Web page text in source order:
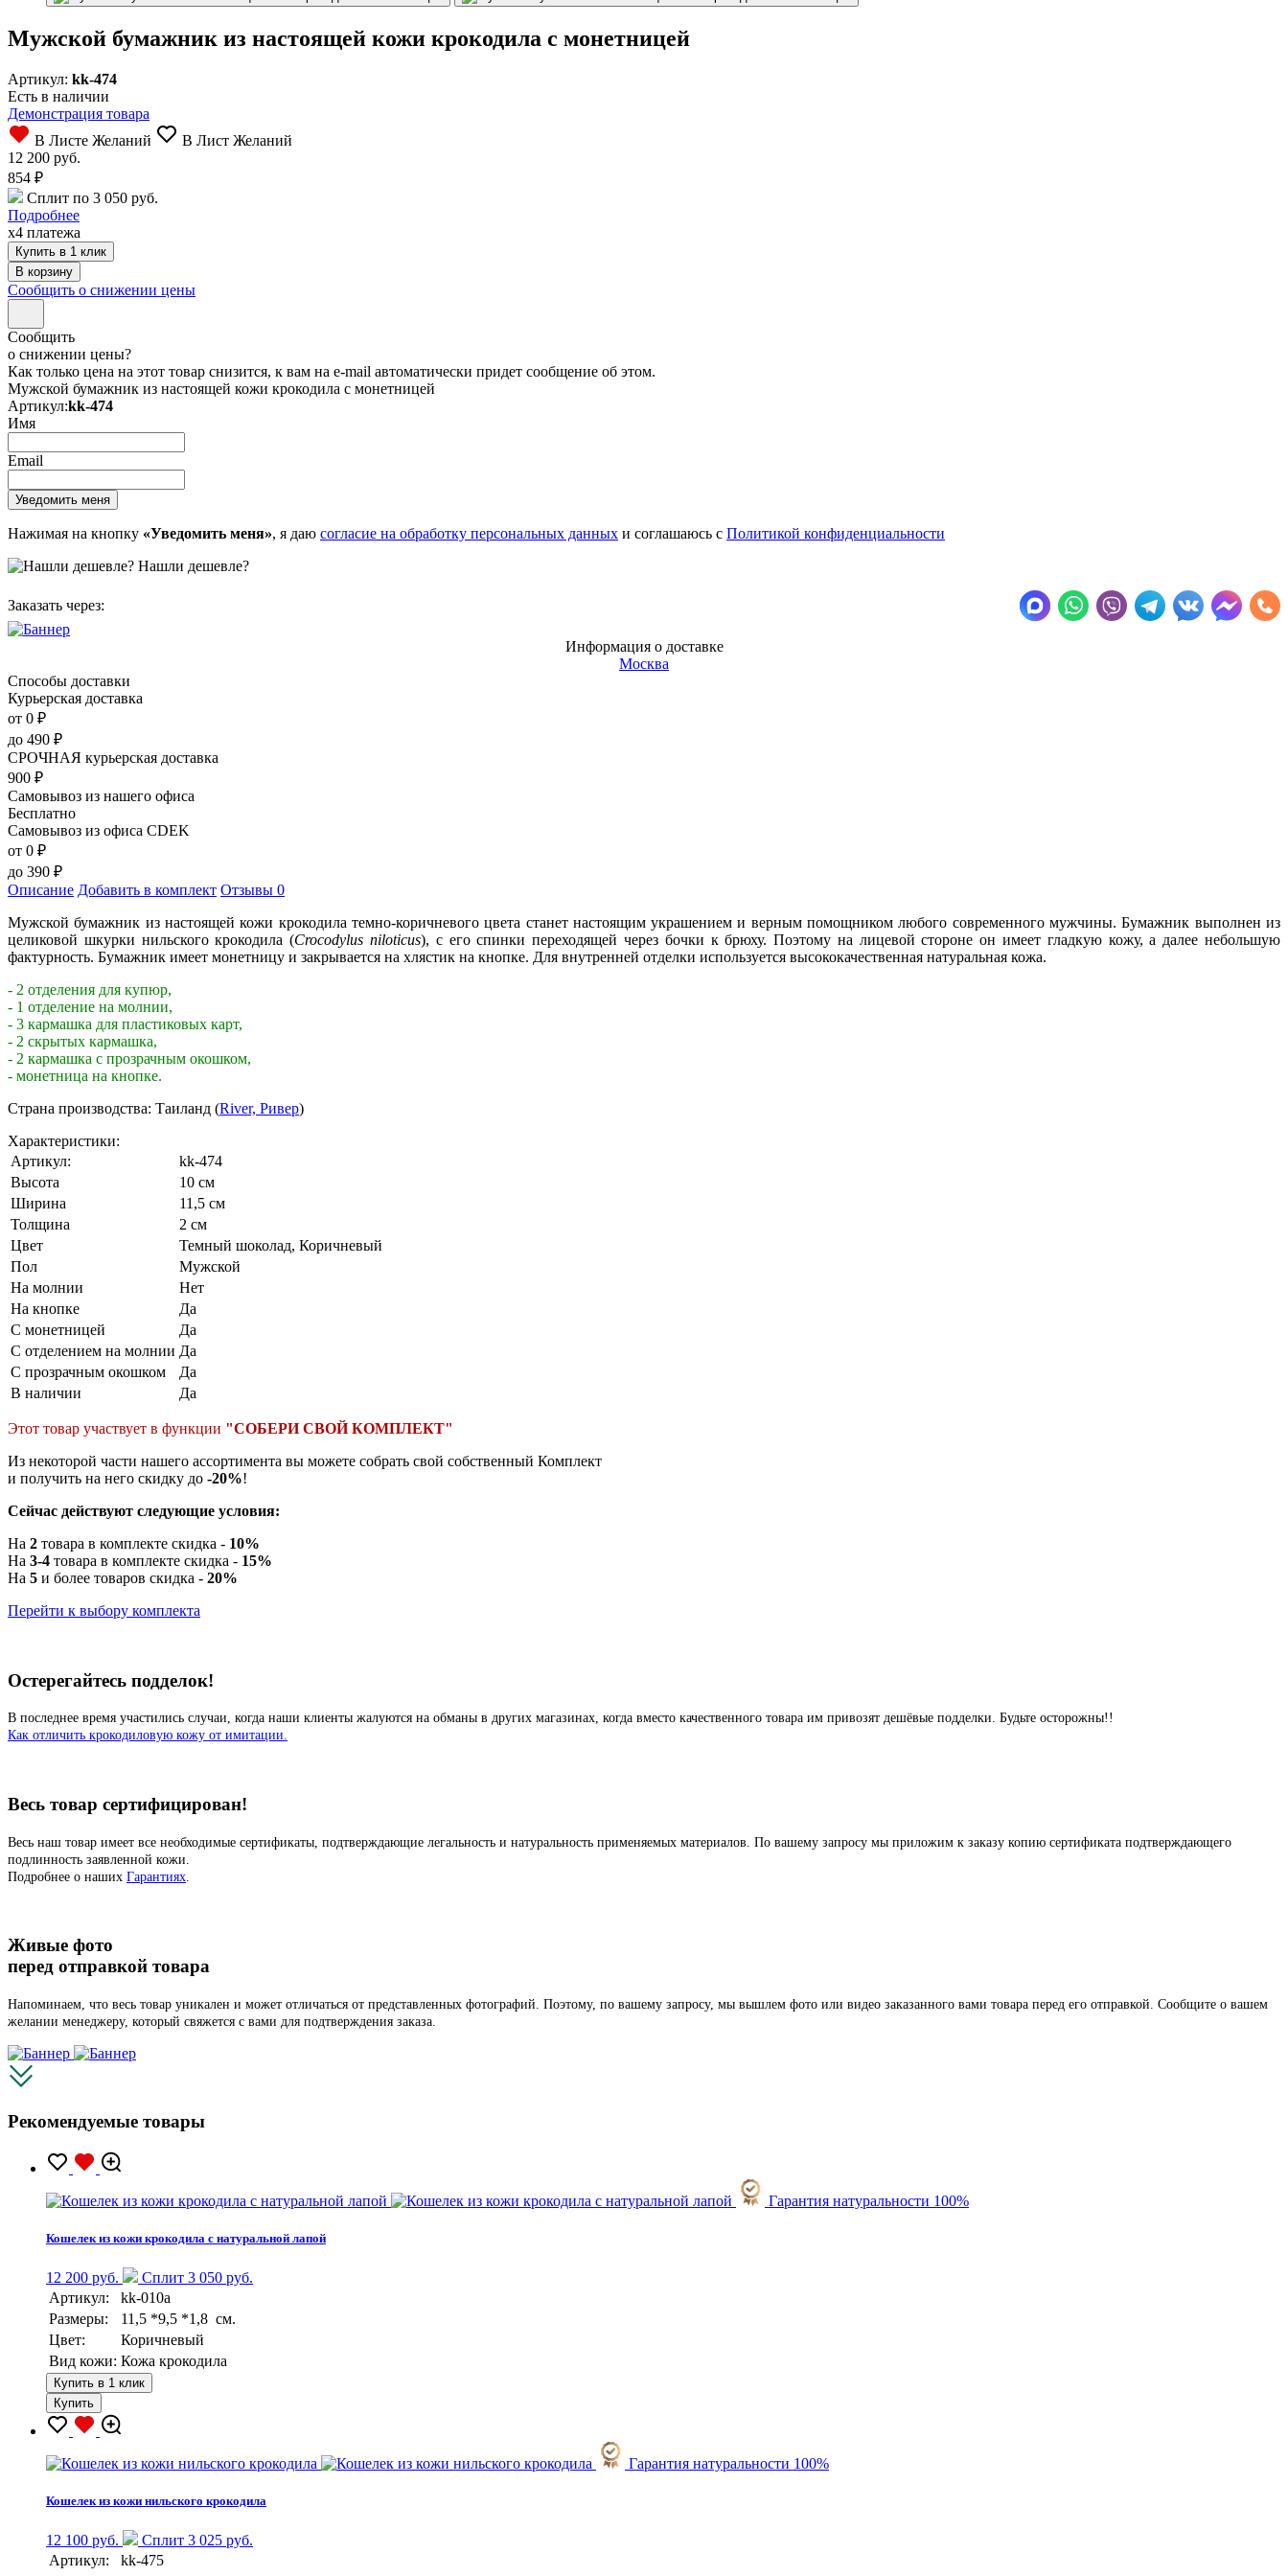
Мужской бумажник из настоящей кожи крокодила с монетницей
Артикул: kk-474
Есть в наличии
Демонстрация товара
В Листе Желаний
В Лист Желаний
12 200 руб.
854 ₽
Сплит по 3 050 руб.
Подробнее
x4 платежа
Купить в 1 клик
Сообщить о снижении цены
Сообщить
о снижении цены?
Как только цена на этот товар снизится, к вам на e-mail автоматически придет сообщение об этом.
Мужской бумажник из настоящей кожи крокодила с монетницей
Артикул:kk-474
Имя
Email
Нажимая на кнопку «Уведомить меня», я даю согласие на обработку персональных данных и соглашаюсь с Политикой конфиденциальности
Нашли дешевле?
Заказать через:
Информация о доставке
Москва
Способы доставки
Курьерская доставка
от 0 ₽
до 490 ₽
СРОЧНАЯ курьерская доставка
900 ₽
Самовывоз из нашего офиса
Бесплатно
Самовывоз из офиса CDEK
от 0 ₽
до 390 ₽
Описание Добавить в комплект Отзывы 0
Мужской бумажник из настоящей кожи крокодила темно-коричневого цвета станет настоящим украшением и верным помощником любого современного мужчины. Бумажник выполнен из
целиковой шкурки нильского крокодила (Crocodylus niloticus), с его спинки переходящей через бочки к брюху. Поэтому на лицевой стороне он имеет гладкую кожу, а далее небольшую
фактурность. Бумажник имеет монетницу и закрывается на хлястик на кнопке. Для внутренней отделки используется высококачественная натуральная кожа.
- 2 отделения для купюр,
- 1 отделение на молнии,
- 3 кармашка для пластиковых карт,
- 2 скрытых кармашка,
- 2 кармашка с прозрачным окошком,
- монетница на кнопке.
Страна производства: Таиланд (River, Ривер)
Характеристики:
Артикул:
kk-474
Высота
10 см
Ширина
11,5 см
Толщина
2 см
Цвет
Темный шоколад, Коричневый
Пол
Мужской
На молнии
Нет
На кнопке
Да
С монетницей
Да
С отделением на молнии Да
С прозрачным окошком
Да
В наличии
Да
Этот товар участвует в функции "СОБЕРИ СВОЙ КОМПЛЕКТ"
Из некоторой части нашего ассортимента вы можете собрать свой собственный Комплект
и получить на него скидку до -20%!
Сейчас действуют следующие условия:
На 2 товара в комплекте скидка - 10%
На 3-4 товара в комплекте скидка - 15%
На 5 и более товаров скидка - 20%
Перейти к выбору комплекта
Остерегайтесь подделок!
В последнее время участились случаи, когда наши клиенты жалуются на обманы в других магазинах, когда вместо качественного товара им привозят дешёвые подделки. Будьте осторожны!!
Как отличить крокодиловую кожу от имитации.
Весь товар сертифицирован!
Весь наш товар имеет все необходимые сертификаты, подтверждающие легальность и натуральность применяемых материалов. По вашему запросу мы приложим к заказу копию сертификата подтверждающего
подлинность заявленной кожи.
Подробнее о наших Гарантиях
Живые фото
перед отправкой товара
Напоминаем, что весь товар уникален и может отличаться от представленных фотографий. Поэтому, по вашему запросу, мы вышлем фото или видео заказанного вами товара перед его отправкой. Сообщите о вашем
желании менеджеру, который свяжется с вами для подтверждения заказа.
Рекомендуемые товары
Гарантия натуральности 100%
Кошелек из кожи крокодила с натуральной лапой
12 200 руб.
Сплит 3 050 руб.
Артикул:
kk-010a
Размеры:
11,5 *9,5 *1,8 см.
Цвет:
Коричневый
Вид кожи: Кожа крокодила
Купить в 1 клик
Купить
Гарантия натуральности 100%
Кошелек из кожи нильского крокодила
12 100 руб.
Сплит 3 025 руб.
Артикул:
kk-475